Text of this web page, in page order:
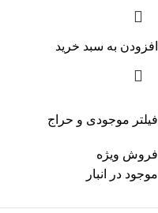
فیلتر موجودی و حراج
فروش ویژه
موجود در انبار
افزودن به سبد خرید